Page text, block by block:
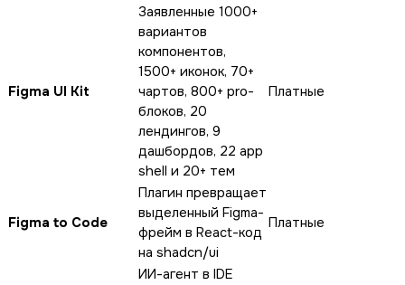
Figma UI Kit
Заявленные 1000+
вариантов
компонентов,
1500+ иконок, 70+
чартов, 800+ pro-
блоков, 20
лендингов, 9
дашбордов, 22 app
shell и 20+ тем
Платные
Figma to Code
Плагин превращает
выделенный Figma-
фрейм в React-код
на shadcn/ui
Платные
ИИ-агент в IDE